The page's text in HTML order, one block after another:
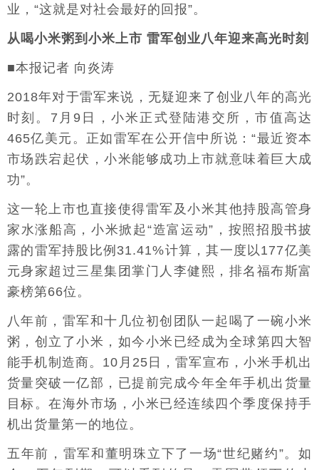
业，“这就是对社会最好的回报”。
从喝小米粥到小米上市 雷军创业八年迎来高光时刻
■本报记者 向炎涛
2018年对于雷军来说，无疑迎来了创业八年的高光
时刻。7月9日，小米正式登陆港交所，市值高达
465亿美元。正如雷军在公开信中所说：“最近资本
市场跌宕起伏，小米能够成功上市就意味着巨大成
功”。
这一轮上市也直接使得雷军及小米其他持股高管身
家水涨船高，小米掀起“造富运动”，按照招股书披
露的雷军持股比例31.41%计算，其一度以177亿美
元身家超过三星集团掌门人李健熙，排名福布斯富
豪榜第66位。
八年前，雷军和十几位初创团队一起喝了一碗小米
粥，创立了小米，如今小米已经成为全球第四大智
能手机制造商。10月25日，雷军宣布，小米手机出
货量突破一亿部，已提前完成今年全年手机出货量
目标。在海外市场，小米已经连续四个季度保持手
机出货量第一的地位。
五年前，雷军和董明珠立下了一场“世纪赌约”。如